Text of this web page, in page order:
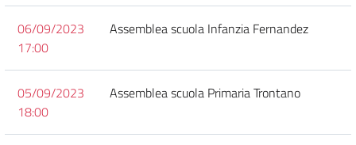
06/09/2023
17:00
Assemblea scuola Infanzia Fernandez
05/09/2023
18:00
Assemblea scuola Primaria Trontano